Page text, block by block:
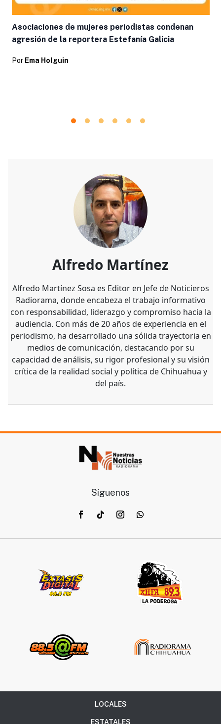
Asociaciones de mujeres periodistas condenan
agresión de la reportera Estefanía Galicia
Por Ema Holguin
Alfredo Martínez
Alfredo Martínez Sosa es Editor en Jefe de Noticieros
Radiorama, donde encabeza el trabajo informativo
con responsabilidad, liderazgo y compromiso hacia la
audiencia. Con más de 20 años de experiencia en el
periodismo, ha desarrollado una sólida trayectoria en
del país.